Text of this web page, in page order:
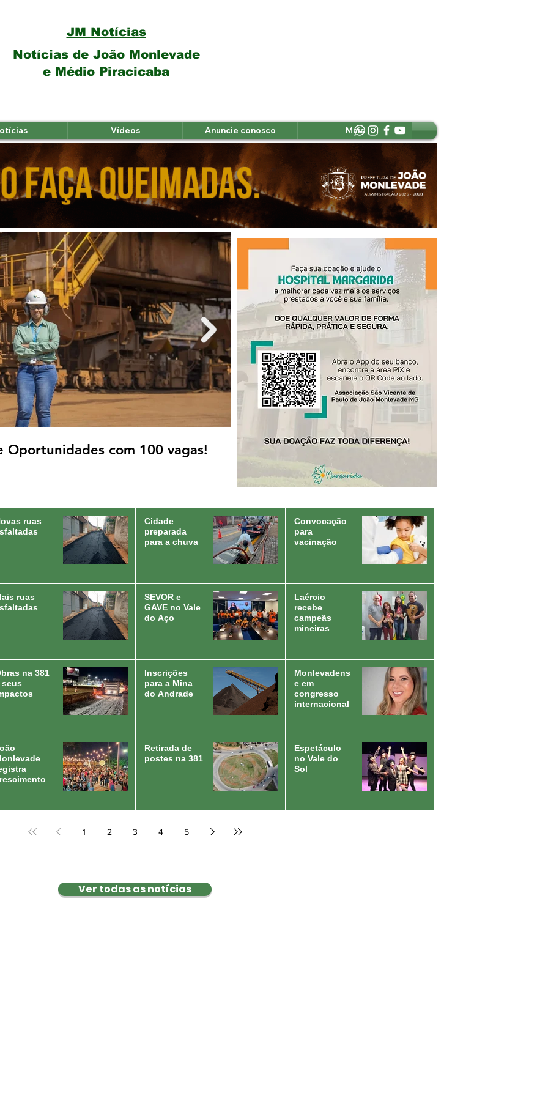
Notícias de João Monlevade
e Médio Piracicaba
JM Notícias
Vídeos Anuncie conosco Mais
Oportunidades com 100 vagas!
as unidades de saúde de
ruas
Cidade
preparada
para a chuva
Convocação
para
vacinação
ruas
SEVOR e
GAVE no Vale
do Aço
Laércio
recebe
campeãs
mineiras
na 381
seus
Inscrições
para a Mina
do Andrade
Monlevadens
e em
congresso
internacional
Retirada de
postes na 381
Espetáculo
no Vale do
Sol
1 2 3 4 5
Ver todas as notícias